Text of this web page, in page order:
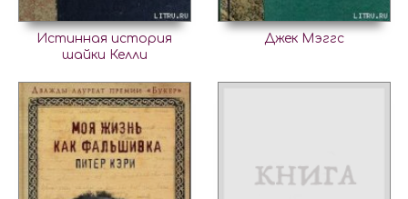
Истинная история
шайки Келли
Джек Мэггс